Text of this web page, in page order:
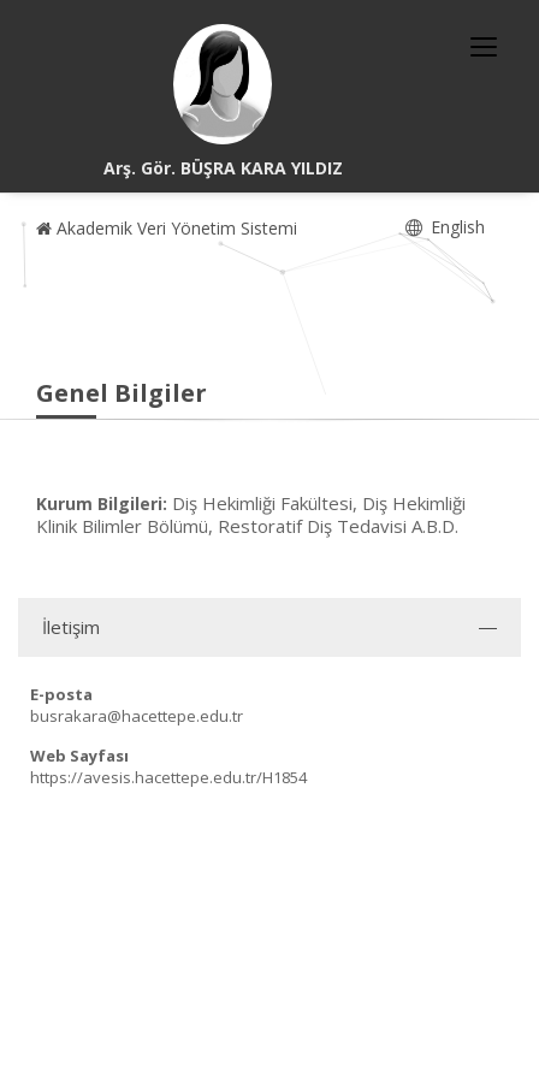
Arş. Gör. BÜŞRA KARA YILDIZ
Akademik Veri Yönetim Sistemi English
Genel Bilgiler
Kurum Bilgileri: Diş Hekimliği Fakültesi, Diş Hekimliği
Klinik Bilimler Bölümü, Restoratif Diş Tedavisi A.B.D.
İletişim
E-posta
busrakara@hacettepe.edu.tr
Web Sayfası
https://avesis.hacettepe.edu.tr/H1854